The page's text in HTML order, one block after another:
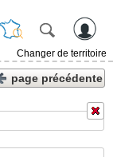
Changer de territoire
page précédente